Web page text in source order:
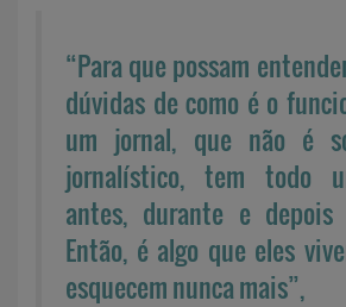
“Para que possam
dúvidas de como é o
um jornal, que não é
jornalístico, tem todo
antes, durante e
Então, é algo que eles
esquecem nunca mais”,